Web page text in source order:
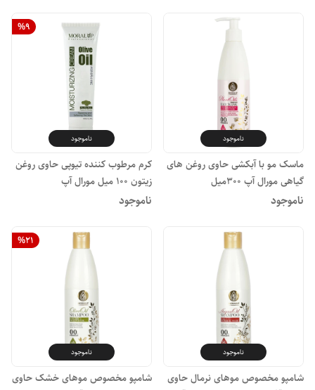
ناموجود
ماسک مو با آبکشی حاوی روغن های
گیاهی مورال آپ ۳۰۰میل
ناموجود
%9
ناموجود
کرم مرطوب کننده تیوپی حاوی روغن
زیتون ۱۰۰ میل مورال آپ
ناموجود
ناموجود
شامپو مخصوص موهای نرمال حاوی
%21
ناموجود
شامپو مخصوص موهای خشک حاوی